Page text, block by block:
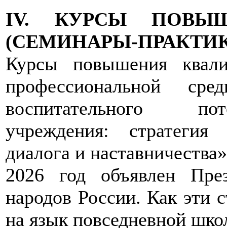
IV. КУРСЫ
(СЕМИНАРЫ-
Курсы повышения
профессиональной
воспитательного
учреждения: стратегия
диалога и
2026 год объявлен
народов России. Как эти
на язык повседневной